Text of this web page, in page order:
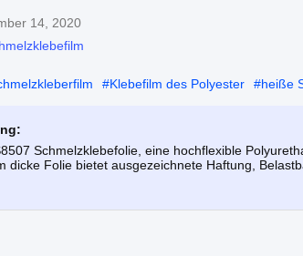
14, 2020
#Klebefilm des Polyester #heiße
Schmelzklebefolie, eine hochflexible
dicke Folie bietet ausgezeichnete Haftung,